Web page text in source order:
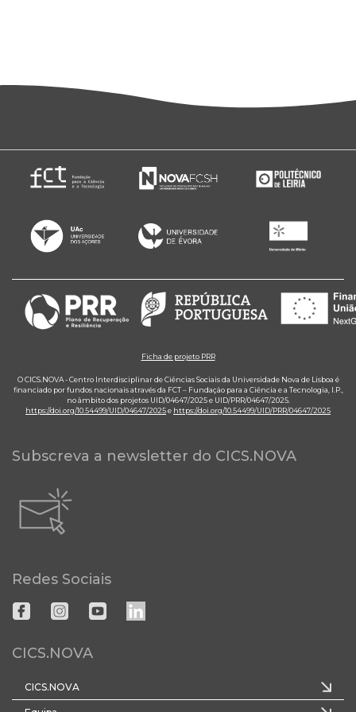
Ficha de projeto PRR
O CICS.NOVA - Centro Interdisciplinar de Ciências Sociais da Universidade Nova de Lisboa é
financiado por fundos nacionais através da FCT – Fundação para a Ciência e a Tecnologia, I.P.,
no âmbito dos projetos UID/04647/2025 e UID/PRR/04647/2025.
https://doi.org/10.54499/UID/04647/2025e https://doi.org/10.54499/UID/PRR/04647/2025
Subscreva a newsletter do CICS.NOVA
Redes Sociais
CICS.NOVA
CICS.NOVA